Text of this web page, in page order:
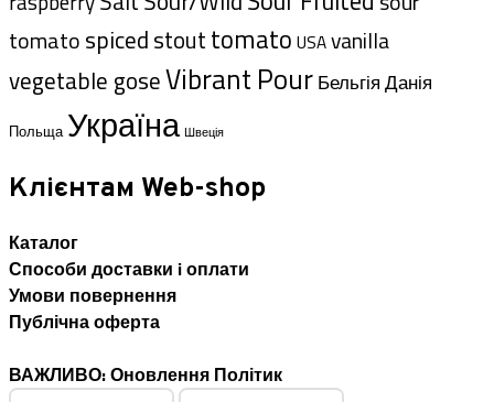
tomatospicedstouttomato USAvanilla
vegetable goseVibrant PourБельгіяДанія
Польща Україна Швеція
Клієнтам Web-shop
Каталог
Способи доставки i оплати
Умови повернення
Публічна оферта
ВАЖЛИВО: Оновлення Політик